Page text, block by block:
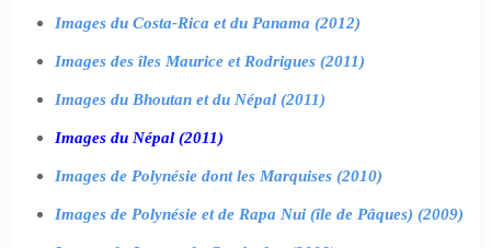
Images du Costa-Rica et du Panama (2012)
Images des îles Maurice et Rodrigues (2011)
Images du Bhoutan et du Népal (2011)
Images du Népal (2011)
Images de Polynésie dont les Marquises (2010)
Images de Polynésie et de Rapa Nui (île de Pâques) (2009)